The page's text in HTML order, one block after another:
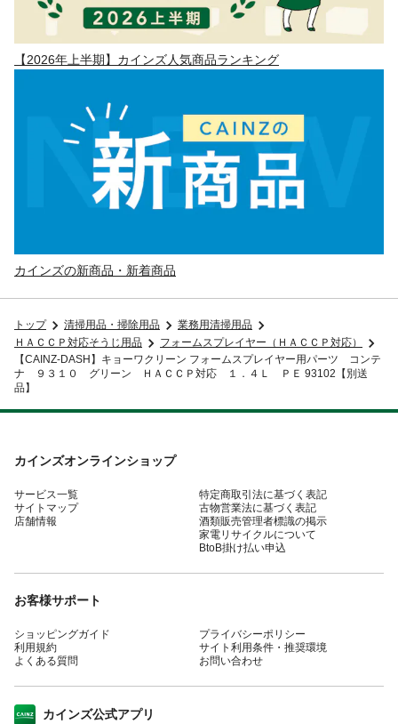
【2026年上半期】カインズ人気商品ランキング
カインズの新商品・新着商品
トップ 清掃用品・掃除用品
業務用清掃用品
ＨＡＣＣＰ対応そうじ用品
フォームスプレイヤー（ＨＡＣＣＰ対応）
【CAINZ-DASH】キョーワクリーン フォームスプレイヤー用パーツ コンテ
ナ ９３１０ グリーン ＨＡＣＣＰ対応 １．４Ｌ ＰＥ 93102【別送
品】
カインズオンラインショップ
サービス一覧
サイトマップ
店舗情報
特定商取引法に基づく表記
古物営業法に基づく表記
酒類販売管理者標識の掲示
家電リサイクルについて
BtoB掛け払い申込
お客様サポート
ショッピングガイド
利用規約
よくある質問
プライバシーポリシー
サイト利用条件・推奨環境
お問い合わせ
カインズ公式アプリ